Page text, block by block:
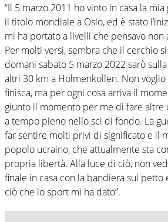
“Il 5 marzo 2011 ho vinto in casa la
il titolo mondiale a Oslo, ed è stato
mi ha portato a livelli che pensavo non
Per molti versi, sembra che il cerchio
domani sabato 5 marzo 2022 sarò
altri 30 km a Holmenkollen. Non
finisca, ma per ogni cosa arriva il
giunto il momento per me di fare altre
a tempo pieno nello sci di fondo. La
far sentire molti privi di significato e il
popolo ucraino, che attualmente sta
propria libertà. Alla luce di ciò, non
finale in casa con la bandiera sul petto
ciò che lo sport mi ha dato”.